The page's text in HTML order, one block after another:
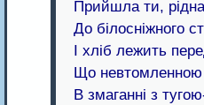
Прийшла ти,
До білосніжного
І хліб лежить
Що
В змаганні з